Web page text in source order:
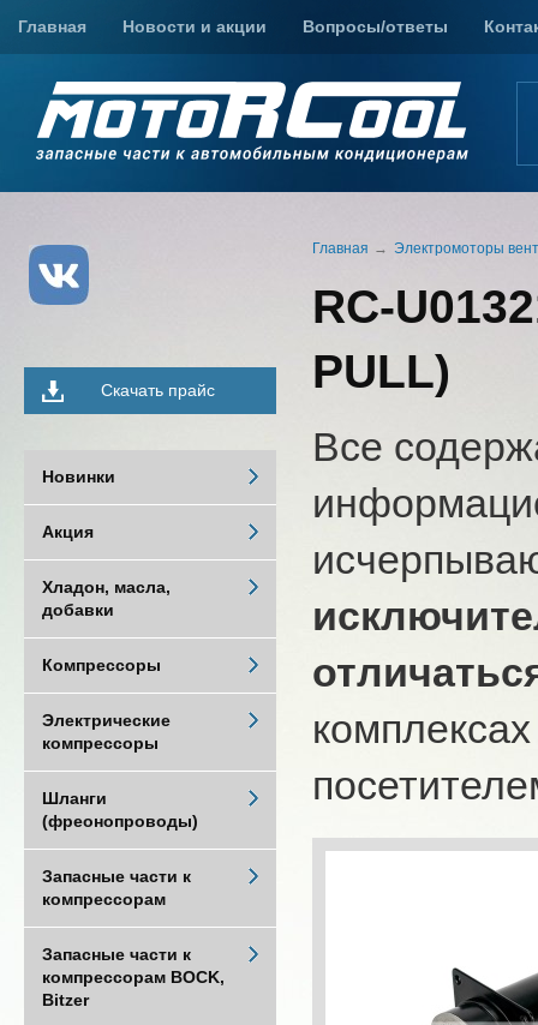
Главная Новости и акции Вопросы/ответы
Главная Электромоторы
RC-
PULL)
Все
Скачать прайс
Новинки
Акция
Хладон, масла,
добавки
Компрессоры
Электрические
компрессоры
Шланги
(фреонопроводы)
Запасные части к
компрессорам
Запасные части к
компрессорам BOCK,
Bitzer